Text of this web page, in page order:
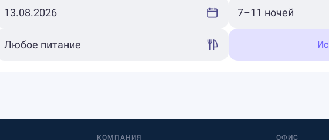
КОМПАНИЯ ОФИС